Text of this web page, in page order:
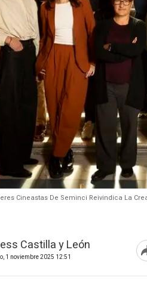
Cineastas De Seminci Reivindica La
Castilla y León
1 noviembre 2025 12:51